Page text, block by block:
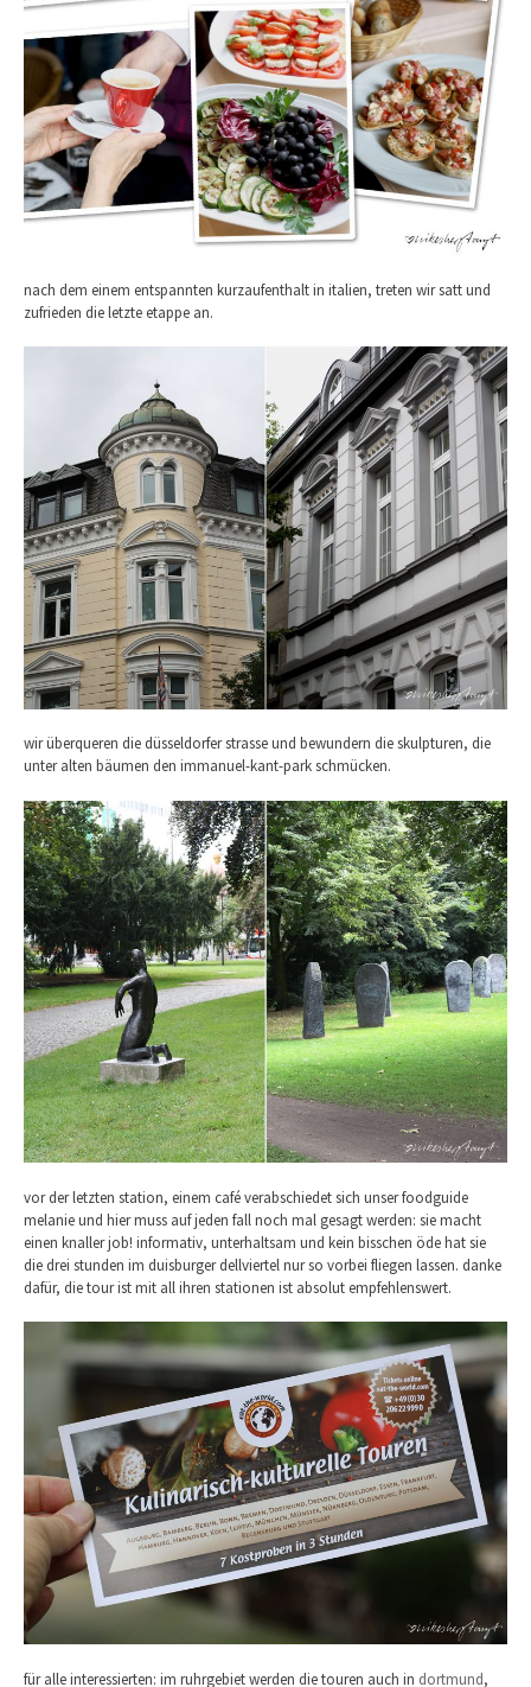
nach dem einem entspannten kurzaufenthalt in italien, treten wir satt und
zufrieden die letzte etappe an.
wir überqueren die düsseldorfer strasse und bewundern die skulpturen, die
unter alten bäumen den immanuel-kant-park schmücken.
vor der letzten station, einem café verabschiedet sich unser foodguide
melanie und hier muss auf jeden fall noch mal gesagt werden: sie macht
einen knaller job! informativ, unterhaltsam und kein bisschen öde hat sie
die drei stunden im duisburger dellviertel nur so vorbei fliegen lassen. danke
dafür, die tour ist mit all ihren stationen ist absolut empfehlenswert.
für alle interessierten: im ruhrgebiet werden die touren auch in dortmund,